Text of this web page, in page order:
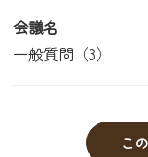
会議名
一般質問（3）
こ